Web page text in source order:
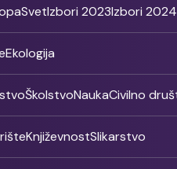
SvetIzbori 2023Izbori 2024
Ekologija
ŠkolstvoNaukaCivilno
KnjiževnostSlikarstvo